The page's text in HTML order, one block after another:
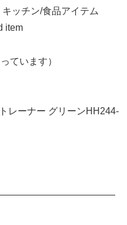
ッチン/食品アイテム
item
ています）
レーナー グリーンHH244-